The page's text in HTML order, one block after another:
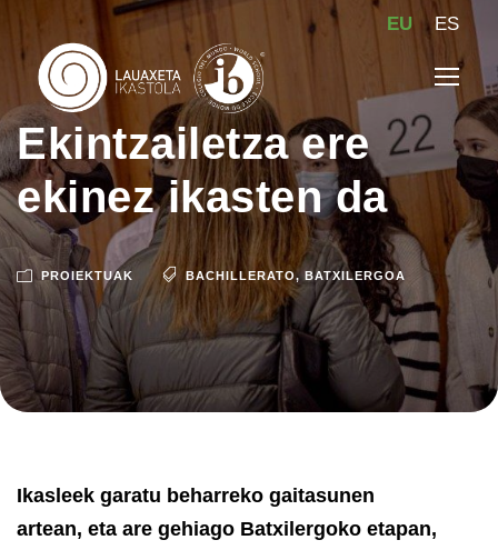
EU ES
Ekintzailetza ere
ekinez ikasten da
PROIEKTUAK BACHILLERATO, BATXILERGOA
Ikasleek garatu beharreko gaitasunen
artean, eta are gehiago Batxilergoko etapan,